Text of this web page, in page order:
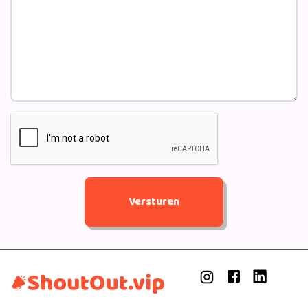
benaderd om deel te nemen aan het Eurovisie
Songfestival. Dit avontuur pakken de zussen met beide
handen aan en in het voorjaar van 2017 vertegenwoordigt
OG3NE Nederland op de 62e editie van het Eurovisie
Songfestival in Kiev, Oekraïne, met het zeer persoonlijke
en harmonieuze Lights And Shadows. Het is een muzikale
ode aan alle mensen die lijden aan een ziekte waarbij de
Lisa, Amy en Shelley na aan het hart aangezien zij door de
ziekte van hun moeder Isolde in een vergelijkbare situatie
Eurovisie Songfestival en bereikt uiteindelijk een 11e
positie tijdens de Grand Final. De vakjury waardeert het
Versturen